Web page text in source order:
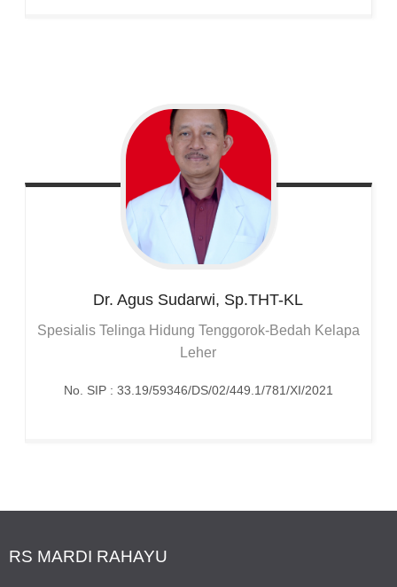
Dr. Agus Sudarwi, Sp.THT-KL
Spesialis Telinga Hidung Tenggorok-Bedah Kelapa
Leher
No. SIP : 33.19/59346/DS/02/449.1/781/XI/2021
RS MARDI RAHAYU